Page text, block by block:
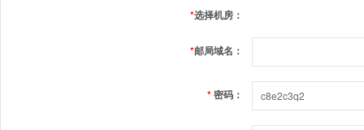
*选择机房：
*邮局域名：
*密码：